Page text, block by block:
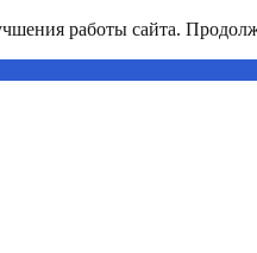
работы сайта.